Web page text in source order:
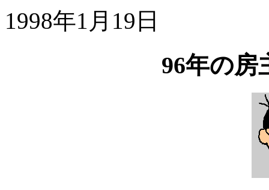
1998年1月19日
96年の房